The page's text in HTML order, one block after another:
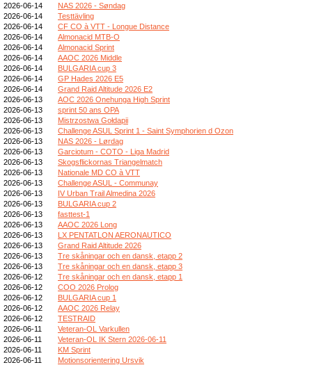
2026-06-14
NAS 2026 - Søndag
2026-06-14
Testtävling
2026-06-14
CF CO à VTT - Longue Distance
2026-06-14
Almonacid MTB-O
2026-06-14
Almonacid Sprint
2026-06-14
AAOC 2026 Middle
2026-06-14
BULGARIA cup 3
2026-06-14
GP Hades 2026 E5
2026-06-14
Grand Raid Altitude 2026 E2
2026-06-13
AOC 2026 Onehunga High Sprint
2026-06-13
sprint 50 ans OPA
2026-06-13
Mistrzostwa Gołdapii
2026-06-13
Challenge ASUL Sprint 1 - Saint Symphorien d Ozon
2026-06-13
NAS 2026 - Lørdag
2026-06-13
Garciotum - COTO - Liga Madrid
2026-06-13
Skogsflickornas Triangelmatch
2026-06-13
Nationale MD CO à VTT
2026-06-13
Challenge ASUL - Communay
2026-06-13
IV Urban Trail Almedina 2026
2026-06-13
BULGARIA cup 2
2026-06-13
fasttest-1
2026-06-13
AAOC 2026 Long
2026-06-13
LX PENTATLON AERONAUTICO
2026-06-13
Grand Raid Altitude 2026
2026-06-13
Tre skåningar och en dansk, etapp 2
2026-06-13
Tre skåningar och en dansk, etapp 3
2026-06-12
Tre skåningar och en dansk, etapp 1
2026-06-12
COO 2026 Prolog
2026-06-12
BULGARIA cup 1
2026-06-12
AAOC 2026 Relay
2026-06-12
TESTRAID
2026-06-11
Veteran-OL Varkullen
2026-06-11
Veteran-OL IK Stern 2026-06-11
2026-06-11
KM Sprint
2026-06-11
Motionsorientering Ursvik